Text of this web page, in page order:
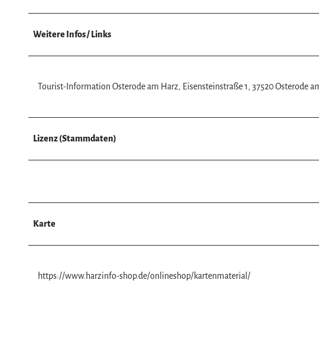
Weitere Infos / Links
Tourist-Information Osterode am Harz, Eisensteinstraße 1, 37520 Osterode
Lizenz (Stammdaten)
Karte
https://www.harzinfo-shop.de/onlineshop/kartenmaterial/